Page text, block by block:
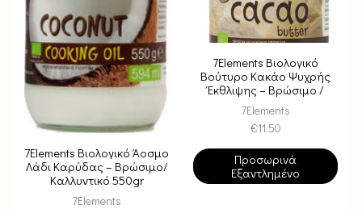
7Elements Βιολογικό Άοσμο
Λάδι Καρύδας – Βρώσιμο/
Καλλυντικό 550gr
7Elements
7Elements Βιολογικό
Βούτυρο Κακάο Ψυχρής
Έκθλιψης – Βρώσιμο /
Καλλυντικό
7Elements
€11.50
Προσωρινά
Εξαντλημένο